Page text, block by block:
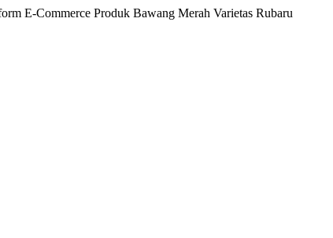
E-Commerce Produk Bawang Merah Varietas Rubaru